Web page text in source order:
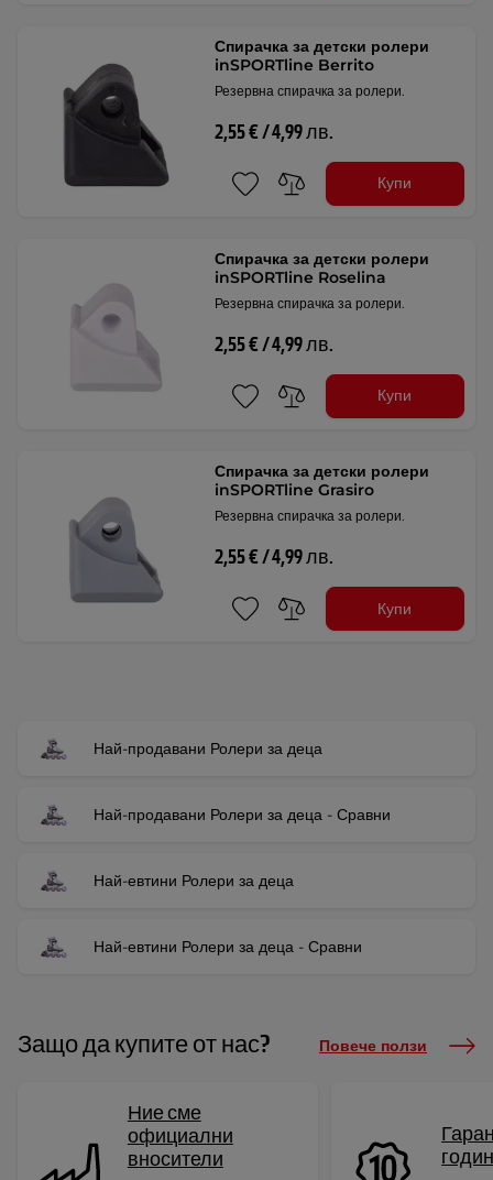
Спирачка за детски ролери
inSPORTline Berrito
Резервна спирачка за ролери.
2,55 € / 4,99 лв.
Купи
Спирачка за детски ролери
inSPORTline Roselina
Резервна спирачка за ролери.
2,55 € / 4,99 лв.
Купи
Спирачка за детски ролери
inSPORTline Grasiro
Резервна спирачка за ролери.
2,55 € / 4,99 лв.
Купи
Най-продавани Ролери за деца
Най-продавани Ролери за деца - Сравни
Най-евтини Ролери за деца
Най-евтини Ролери за деца - Сравни
Защо да купите от нас? Повече ползи
Ние сме
официални
вносители